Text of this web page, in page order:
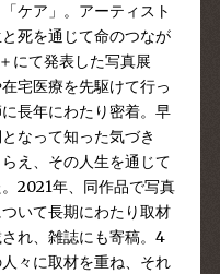
ケア」。 アーティスト
死を通じて命のつなが
にて発表した写真展
宅医療を先駆けて行っ
長年にわたり密着。早
なって知った気づき
え、その人生を通じて
2021年、同作品で写真
いて長期にわたり取材
れ、雑誌にも寄稿。4
々に取材を重ね、それ